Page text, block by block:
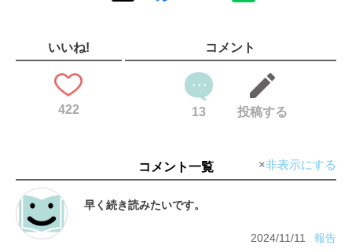
いいね!
422
コメント
13 投稿する
コメント一覧 非表示にする
2024/11/11 報告